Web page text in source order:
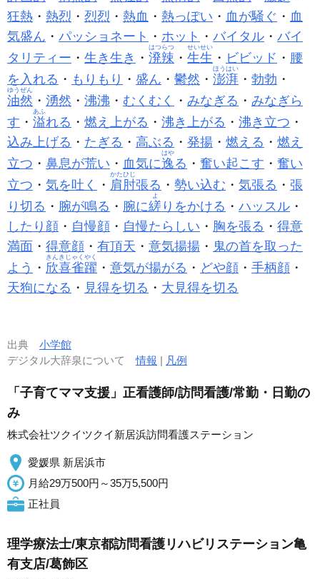
狂熱 ・ 熱烈 ・ 烈烈 ・ 熱血 ・ 熱っぽい ・ 血が騒ぐ ・ 血
気盛ん ・ パッショネート ・ ホット ・ バイタル ・ バイ
タリティー ・ 生き生き ・ 溌辣
はつらつ
・ 生生
せいせい
・ ビビッド ・ 腰
を入れる ・ もりもり ・ 盛ん ・ 鬱然 ・ 澎湃
ほうはい
・ 勃勃 ・
油然
ゆうぜん
・ 湧然 ・ 沸沸 ・ むくむく ・ みなぎる ・ みなぎら
す ・ 溢
あふ
れる ・ 燃え上がる ・ 沸き上がる ・ 沸き立つ ・
込み上げる ・ たぎる ・ 高ぶる ・ 発揚 ・ 燃える ・ 燃え
立つ ・ 鼻息が荒い ・ 血気に逸
はや
る ・ 奮い起こす ・ 奮い
立つ ・ 気を吐く ・ 肩肘
かたひじ
張る ・ 勢い込む ・ 気張る ・ 張
り切る ・ 腕が鳴る ・ 腕に縒
よ
りをかける ・ ハッスル ・
したり顔 ・ 自慢顔 ・ 自慢たらしい ・ 胸を張る ・ 得意
満面 ・ 得意顔 ・ 有頂天 ・ 意気揚揚 ・ 鬼の首を取った
よう ・ 欣喜雀躍
きんきじゃくやく
・ 意気が揚がる ・ どや顔 ・ 手柄顔 ・
天狗になる ・ 見得を切る ・ 大見得を切る
出典 小学館
デジタル大辞泉について情報 | 凡例
「子育てママ支援」正看護師/訪問看護/常勤・日勤の
み
株式会社ツクイツクイ新居浜訪問看護ステーション
愛媛県 新居浜市
月給29万500円～35万5,500円
正社員
理学療法士/東京都訪問看護リハビリステーション亀
有支店/葛飾区